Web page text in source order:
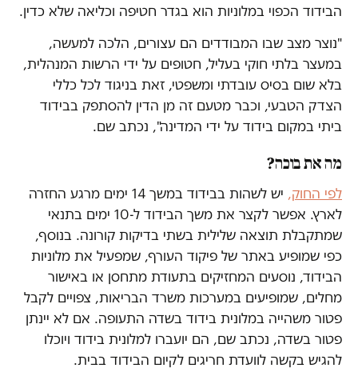
הבידוד הכפוי במלוניות הוא בגדר חטיפה וכליאה שלא כדין.
"נוצר מצב שבו המבודדים הם עצורים, הלכה למעשה,
במעצר בלתי חוקי בעליל, חטופים על ידי הרשות המנהלית,
בלא שום בסיס עובדתי ומשפטי, זאת בניגוד לכל כללי
הצדק הטבעי, וכבר מטעם זה מן הדין להסתפק בבידוד
ביתי במקום בידוד על ידי המדינה", נכתב שם.
מה את בוכה?
לפי החוק,
יש לשהות בבידוד במשך 14 ימים מרגע החזרה
לארץ. אפשר לקצר את משך הבידוד ל-10 ימים בתנאי
שמתקבלת תוצאה שלילית בשתי בדיקות קורונה. בנוסף,
כפי שמופיע באתר של פיקוד העורף, שמפעיל את מלוניות
הבידוד, נוסעים המחזיקים בתעודת מתחסן או באישור
מחלים, שמופיעים במערכות משרד הבריאות, צפויים לקבל
פטור משהייה במלונית בידוד בשדה התעופה. אם לא יינתן
פטור בשדה, נכתב שם, הם יועברו למלונית בידוד ויוכלו
להגיש בקשה לוועדת חריגים לקיום הבידוד בבית.